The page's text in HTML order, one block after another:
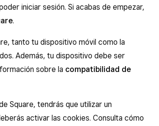
iniciar sesión. Si acabas de empezar,
.
tanto tu dispositivo móvil como la
Además, tu dispositivo debe ser
sobre la compatibilidad de
Square, tendrás que utilizar un
activar las cookies. Consulta cómo